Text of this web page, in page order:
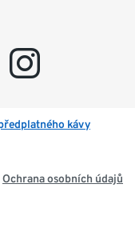
instagram
kávy
Ochrana osobních údajů